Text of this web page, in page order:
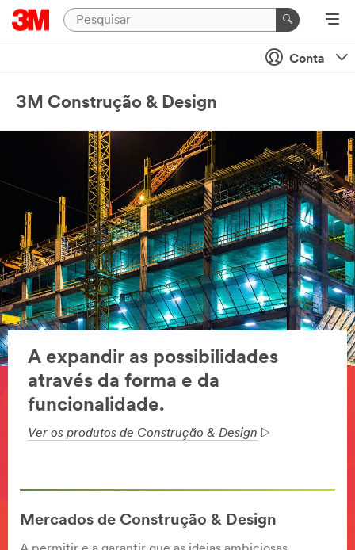
Conta
3M Construção & Design
A expandir as possibilidades
através da forma e da
funcionalidade.
Ver os produtos de Construção & Design
Mercados de Construção & Design